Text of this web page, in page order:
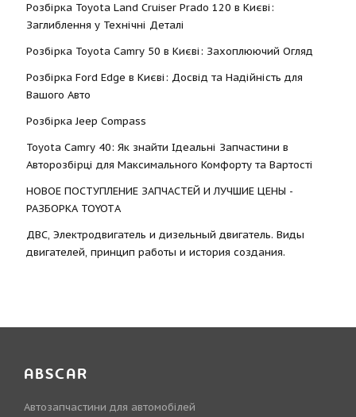
Розбірка Toyota Land Cruiser Prado 120 в Києві:
Заглиблення у Технічні Деталі
Розбірка Toyota Camry 50 в Києві: Захоплюючий Огляд
Розбірка Ford Edge в Києві: Досвід та Надійність для
Вашого Авто
Розбірка Jeep Compass
Toyota Camry 40: Як знайти Ідеальні Запчастини в
Авторозбірці для Максимального Комфорту та Вартості
НОВОЕ ПОСТУПЛЕНИЕ ЗАПЧАСТЕЙ И ЛУЧШИЕ ЦЕНЫ -
РАЗБОРКА TOYOTА
ДВС, Электродвигатель и дизельный двигатель. Виды
двигателей, принцип работы и история создания.
ABSCAR
Автозапчастини для автомобілей